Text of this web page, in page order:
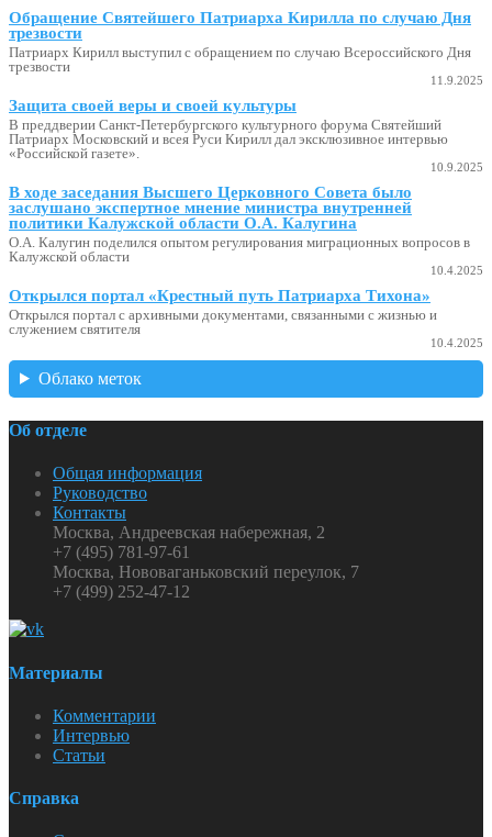
Обращение Святейшего Патриарха Кирилла по случаю Дня
трезвости
Патриарх Кирилл выступил с обращением по случаю Всероссийского Дня
трезвости
11.9.2025
Защита своей веры и своей культуры
В преддверии Санкт-Петербургского культурного форума Святейший
Патриарх Московский и всея Руси Кирилл дал эксклюзивное интервью
«Российской газете».
10.9.2025
В ходе заседания Высшего Церковного Совета было
заслушано экспертное мнение министра внутренней
политики Калужской области О.А. Калугина
О.А. Калугин поделился опытом регулирования миграционных вопросов в
Калужской области
10.4.2025
Открылся портал «Крестный путь Патриарха Тихона»
Открылся портал с архивными документами, связанными с жизнью и
служением святителя
10.4.2025
Облако меток
Об отделе
Общая информация
Руководство
Контакты
Москва, Андреевская набережная, 2
+7 (495) 781-97-61
Москва, Нововаганьковский переулок, 7
+7 (499) 252-47-12
Материалы
Комментарии
Интервью
Статьи
Справка